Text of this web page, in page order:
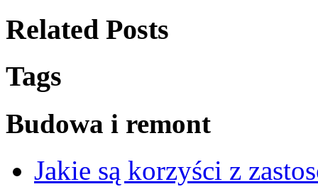
Related Posts
Tags
Budowa i remont
Jakie są korzyści z